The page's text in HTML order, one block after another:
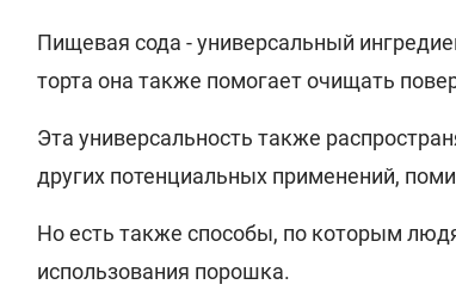
Пищевая сода - универсальный
торта она также помогает очищать
Эта универсальность также
других потенциальных применений,
Но есть также способы, по которым
использования порошка.